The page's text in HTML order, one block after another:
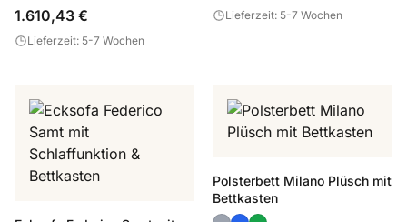
1.610,43 €
Lieferzeit: 5-7 Wochen
Lieferzeit: 5-7 Wochen
Polsterbett Milano Plüsch mit
Bettkasten